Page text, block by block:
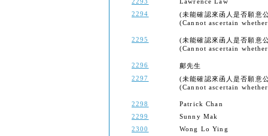
2294
(未能確認來函人是否願意
(Cannot ascertain
2295
(未能確認來函人是否願意
(Cannot ascertain
2296
鄺先生
2297
(未能確認來函人是否願意
(Cannot ascertain
2298
Patrick Chan
2299
Sunny Mak
2300
Wong Lo Ying